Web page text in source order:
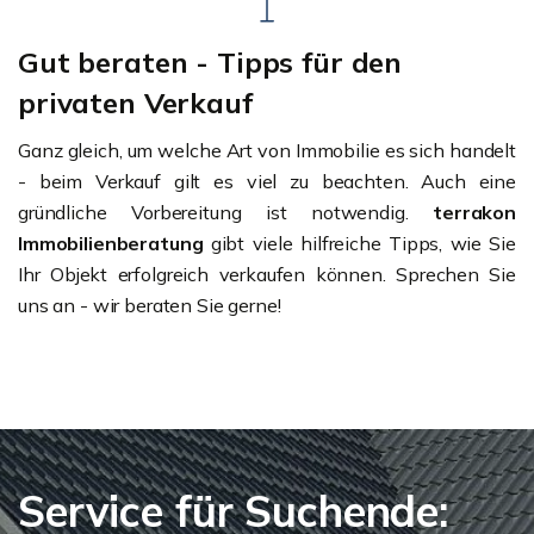
Gut beraten - Tipps für den
privaten Verkauf
Ganz gleich, um welche Art von Immobilie es sich handelt
- beim Verkauf gilt es viel zu beachten. Auch eine
gründliche Vorbereitung ist notwendig. terrakon
Immobilienberatung gibt viele hilfreiche Tipps, wie Sie
Ihr Objekt erfolgreich verkaufen können. Sprechen Sie
uns an - wir beraten Sie gerne!
Service für Suchende: